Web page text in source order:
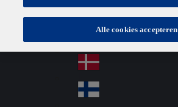
na
Ch
ina
中国大陆
Cz
ec
h
Česko
De
nm
Alle cookies accepteren